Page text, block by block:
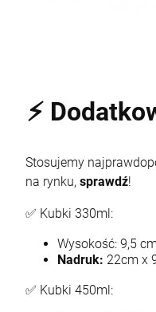
⚡
Stosujemy
na rynku, sprawdź!
✅ Kubki 330ml:
Wysokość: 9,5
Nadruk: 22cm x
✅ Kubki 450ml: